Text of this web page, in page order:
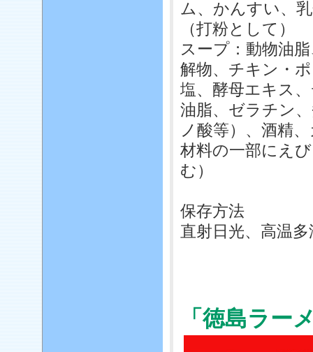
ム、かんすい、
（打粉として）
スープ：動物油
解物、チキン・
塩、酵母エキス
油脂、ゼラチン
ノ酸等）、酒精
材料の一部にえ
む）
保存方法
直射日光、高温
「徳島ラー